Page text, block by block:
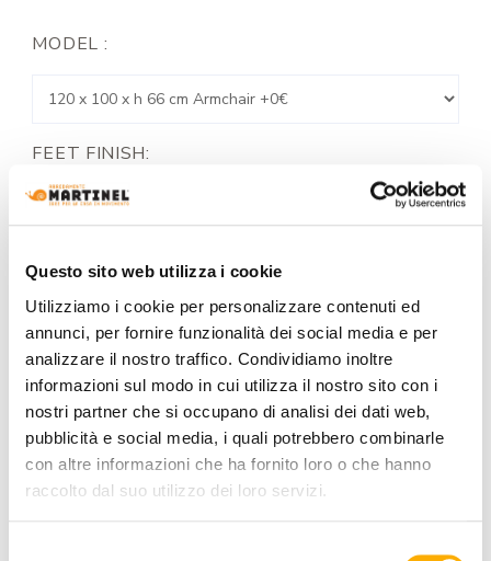
Questo sito web utilizza i cookie
Utilizziamo i cookie per personalizzare contenuti ed
annunci, per fornire funzionalità dei social media e per
analizzare il nostro traffico. Condividiamo inoltre
informazioni sul modo in cui utilizza il nostro sito con i
nostri partner che si occupano di analisi dei dati web,
pubblicità e social media, i quali potrebbero combinarle
con altre informazioni che ha fornito loro o che hanno
raccolto dal suo utilizzo dei loro servizi.
MODEL :
FEET FINISH:
COATING FINISH:
COLOR: